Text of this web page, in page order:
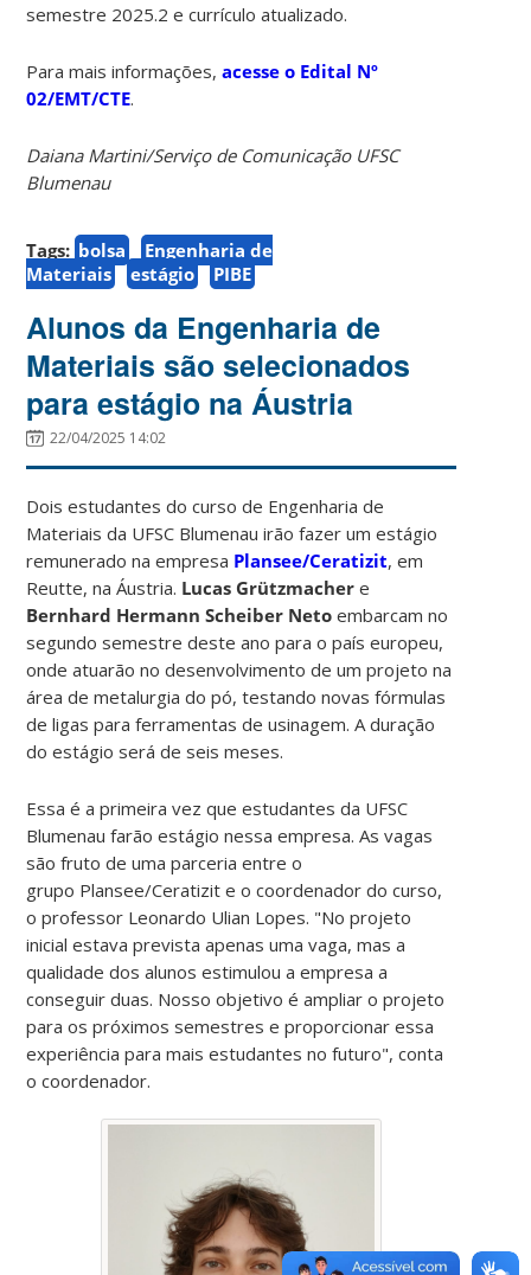
semestre 2025.2 e currículo atualizado.
Para mais informações,acesse o Edital Nº
02/EMT/CTE.
Daiana Martini/Serviço de Comunicação UFSC
Blumenau
Tags: bolsa
Engenharia de
Materiais
estágio PIBE
Alunos da Engenharia de
Materiais são selecionados
para estágio na Áustria
22/04/2025 14:02
Dois estudantes do curso de Engenharia de
Materiais da UFSC Blumenau irão fazer um estágio
remunerado na empresa Plansee/Ceratizit, em
Reutte, na Áustria. Lucas Grützmacher e
Bernhard Hermann Scheiber Neto embarcam no
segundo semestre deste ano para o país europeu,
onde atuarão no desenvolvimento de um projeto na
área de metalurgia do pó, testando novas fórmulas
de ligas para ferramentas de usinagem. A duração
do estágio será de seis meses.
Essa é a primeira vez que estudantes da UFSC
Blumenau farão estágio nessa empresa. As vagas
são fruto de uma parceria entre o
grupo Plansee/Ceratizit e o coordenador do curso,
o professor Leonardo Ulian Lopes. "No projeto
inicial estava prevista apenas uma vaga, mas a
qualidade dos alunos estimulou a empresa a
conseguir duas. Nosso objetivo é ampliar o projeto
para os próximos semestres e proporcionar essa
experiência para mais estudantes no futuro", conta
o coordenador.